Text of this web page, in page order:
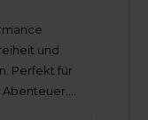
und
Perfekt für